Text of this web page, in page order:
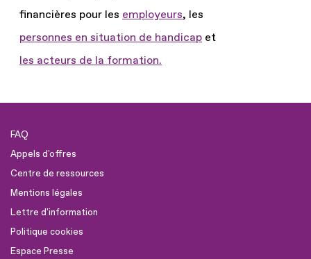
financières pour les employeurs, les
personnes en situation de handicap et
les acteurs de la formation.
FAQ
Appels d'offres
Centre de ressources
Mentions légales
Lettre d'information
Politique cookies
Espace Presse